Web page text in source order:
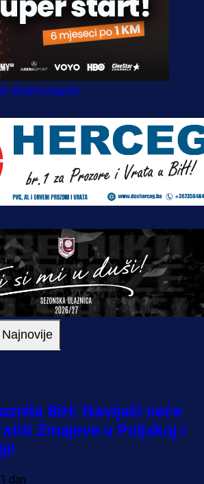
dinamozagreb
Najnovije
BiH: Navijači neće
Zmajeve u Poljskoj i
dan